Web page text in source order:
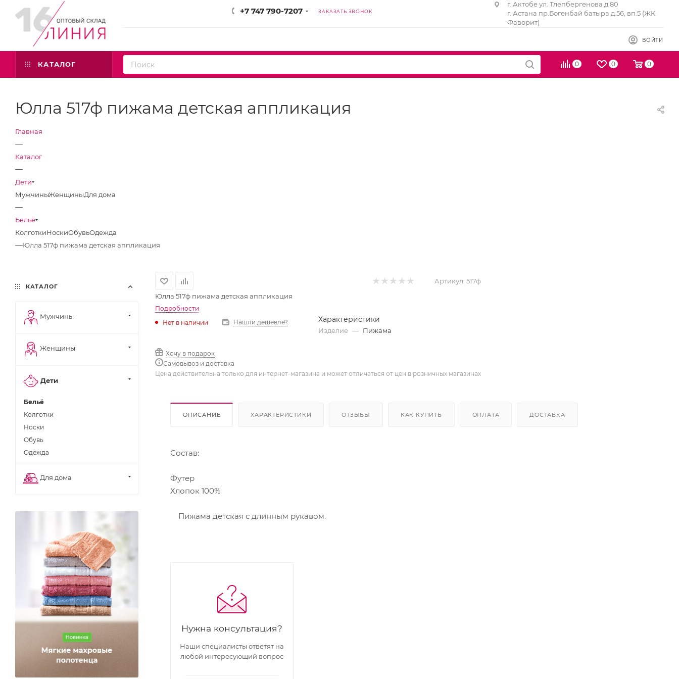
+7 747 790-7207 ЗАКАЗАТЬ ЗВОНОК
г. Актобе ул. Тлепбергенова д.80
г. Астана пр.Богенбай батыра д.56, вп.5 (ЖК
Фаворит)
ВОЙТИ
0 0 0
КАТАЛОГ
Юлла 517ф пижама детская аппликация
Главная
—
Каталог
—
Дети
МужчиныЖенщиныДля дома
—
Бельё
КолготкиНоскиОбувьОдежда
—Юлла 517ф пижама детская аппликация
Артикул: 517ф
Юлла 517ф пижама детская аппликация
Подробности
Нет в наличии
Нашли дешевле?
Хочу в подарок
Самовывоз и доставка
Характеристики
Изделие — Пижама
Цена действительна только для интернет-магазина и может отличаться от цен в розничных магазинах
ОПИСАНИЕ ХАРАКТЕРИСТИКИ ОТЗЫВЫ КАК КУПИТЬ ОПЛАТА ДОСТАВКА
Состав:
Футер
Хлопок 100%
Пижама детская с длинным рукавом.
Нужна консультация?
Наши специалисты ответят на
любой интересующий вопрос
КАТАЛОГ
Мужчины
Женщины
Дети
Бельё
Колготки
Носки
Обувь
Одежда
Для дома